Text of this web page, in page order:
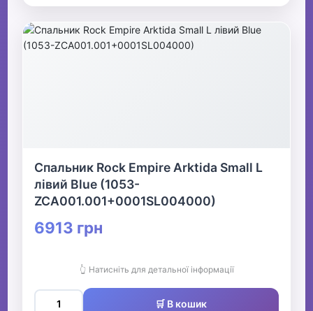
Спальник Rock Empire Arktida Small L
лівий Blue (1053-
ZCA001.001+0001SL004000)
6913 грн
👆 Натисніть для детальної інформації
🛒 В кошик